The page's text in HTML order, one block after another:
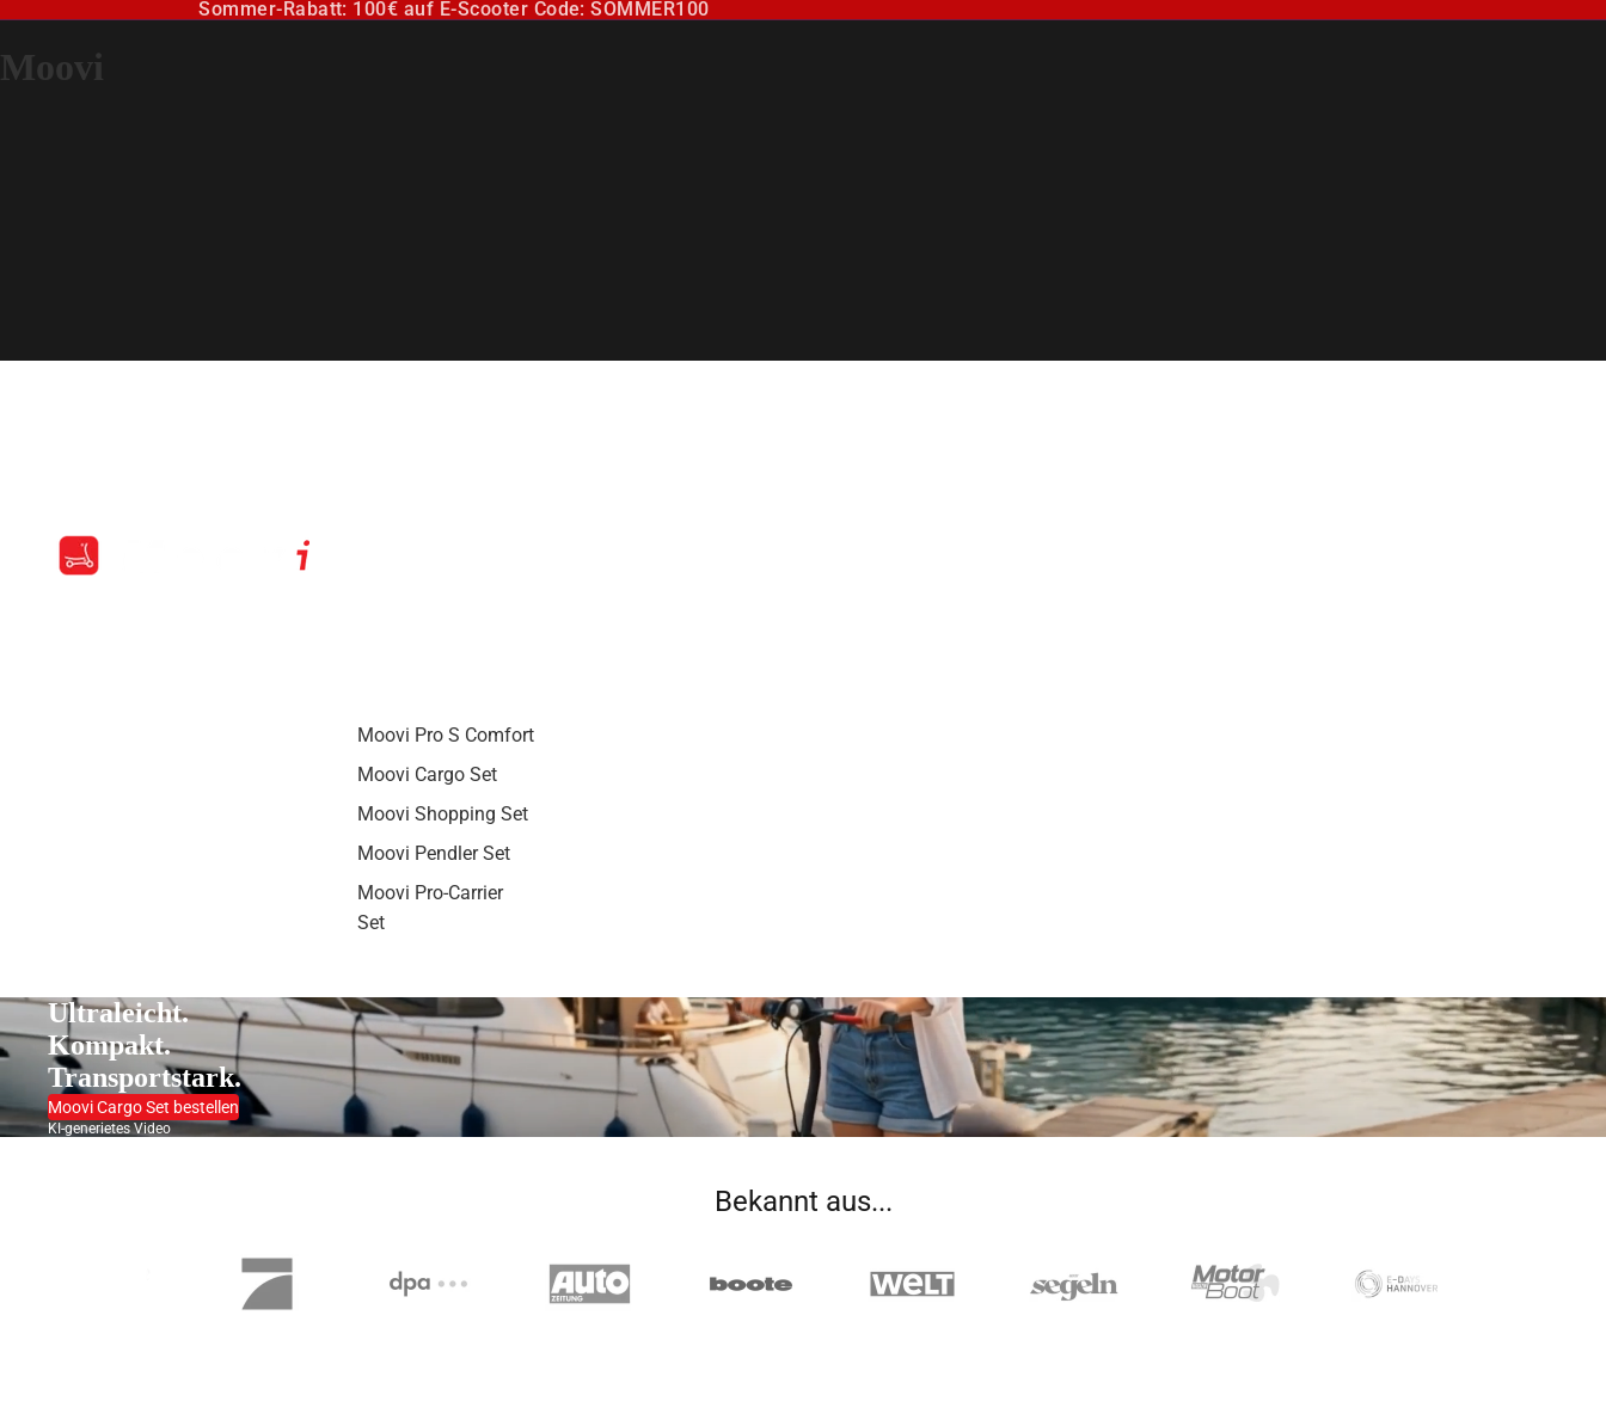
Sommer-Rabatt: 100€ auf E-Scooter Code: SOMMER100
Moovi
Moovi Pro S Comfort
Moovi Cargo Set
Moovi Shopping Set
Moovi Pendler Set
Moovi Pro-Carrier
Set
Ultraleicht.
Kompakt.
Transport­stark.
Moovi Cargo Set bestellen
KI-generietes Video
Bekannt aus...